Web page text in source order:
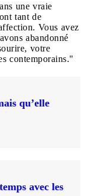
une vraie
tant de
Vous avez
abandonné
votre
contemporains."
qu’elle
avec les